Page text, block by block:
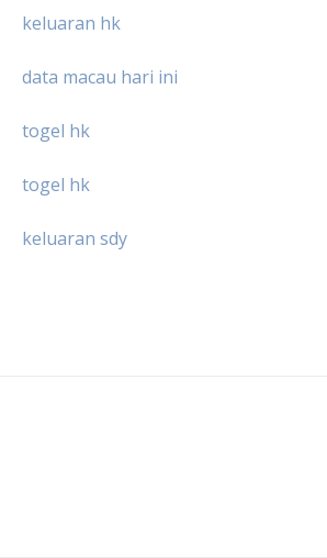
keluaran hk
data macau hari ini
togel hk
togel hk
keluaran sdy